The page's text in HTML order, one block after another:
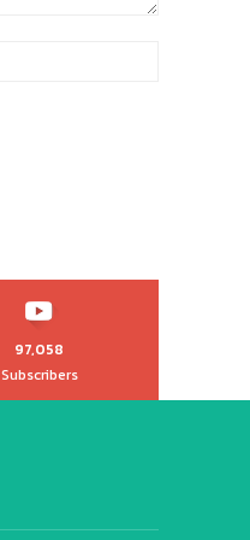
97,058
Subscribers